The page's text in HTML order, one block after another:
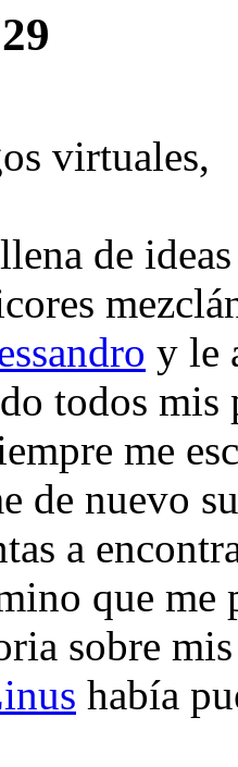
virtuales,
de
y le
todos mis
me
de nuevo
a
que
sobre
había